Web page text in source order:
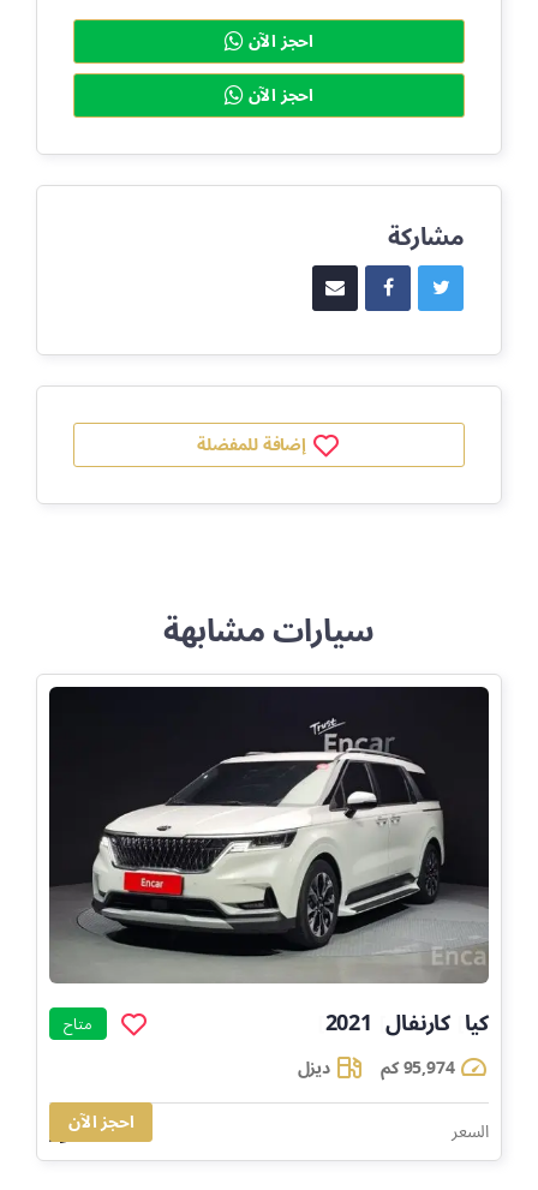
احجز الآن
احجز الآن
مشاركة
إضافة للمفضلة
سيارات مشابهة
كيا كارنفال]
2021 متاح
95,974 كم
ديزل
السعر
71,440
احجز الآن